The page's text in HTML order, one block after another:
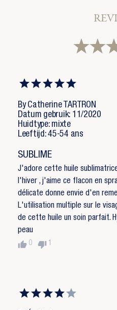
Annuleren
verlanglijst op te slaan.
By Catherine TARTRON
Datum gebruik: 11/2020
Huidtype: mixte
Leeftijd: 45-54 ans
SUBLIME
J'adore cette huile
l'hiver , j'aime ce flacon en
délicate donne envie d'en
L'utilisation multiple sur le
de cette huile un soin parfait.
peau
thumb_up 0 thumb_down 1